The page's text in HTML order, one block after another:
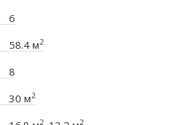
6
58.4 м2
8
30 м2
2 2